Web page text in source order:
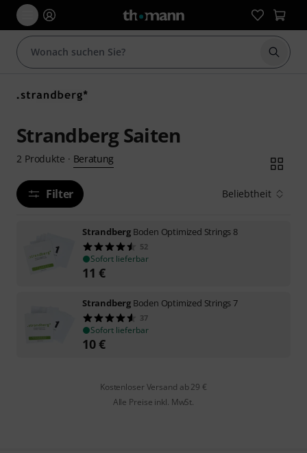
Suche
Strandberg Saiten
2 Produkte · Beratung
Filter Beliebtheit
Strandberg Boden Optimized Strings 8
52
Sofort lieferbar
11 €
Strandberg Boden Optimized Strings 7
37
Sofort lieferbar
10€
Kostenloser Versand ab 29 €
Alle Preise inkl. MwSt.